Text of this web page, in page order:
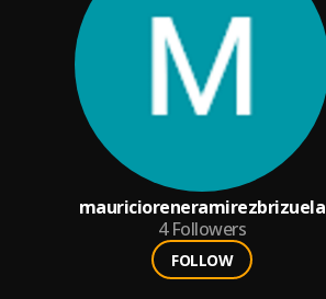
mauricioreneramirezbrizuela
4 Followers
FOLLOW